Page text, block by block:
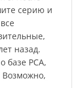
серию и
назад.
базе РСА,
Возможно,